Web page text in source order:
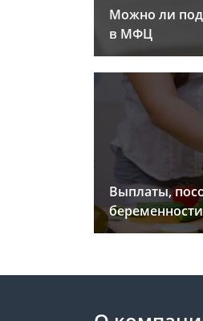
Можно ли
в МФЦ
Выплаты,